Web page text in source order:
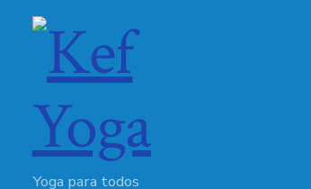
Yoga para todos